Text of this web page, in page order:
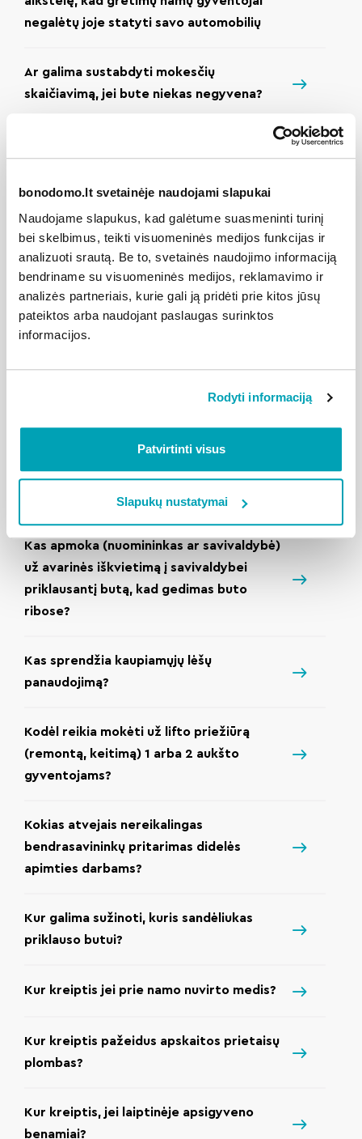
bonodomo.lt svetainėje naudojami slapukai
Naudojame slapukus, kad galėtume suasmeninti turinį
bei skelbimus, teikti visuomeninės medijos funkcijas ir
analizuoti srautą. Be to, svetainės naudojimo informaciją
bendriname su visuomeninės medijos, reklamavimo ir
analizės partneriais, kurie gali ją pridėti prie kitos jūsų
pateiktos arba naudojant paslaugas surinktos
informacijos.
Rodyti informaciją
Patvirtinti visus
Slapukų nustatymai
negalėtų joje statyti savo automobilių
Ar galima sustabdyti mokesčių
skaičiavimą, jei bute niekas negyvena?
Ar namo administratorius turi informaciją
stovėjimo aikštelės vietas mano name?
Ar reikia suderinimų arba leidimų, jei
gyventojas nori įstiklinti savo buto
balkoną?
Ką daryti, jei prie namo automobiliai
Kaip užsisakyti paslaugą?
Kas apmoka (nuomininkas ar savivaldybė)
už avarinės iškvietimą į savivaldybei
priklausantį butą, kad gedimas buto
ribose?
Kas sprendžia kaupiamųjų lėšų
panaudojimą?
Kodėl reikia mokėti už lifto priežiūrą
(remontą, keitimą) 1 arba 2 aukšto
gyventojams?
Kokias atvejais nereikalingas
bendrasavininkų pritarimas didelės
apimties darbams?
Kur galima sužinoti, kuris sandėliukas
priklauso butui?
Kur kreiptis jei prie namo nuvirto medis?
Kur kreiptis pažeidus apskaitos prietaisų
plombas?
Kur kreiptis, jei laiptinėje apsigyveno
benamiai?